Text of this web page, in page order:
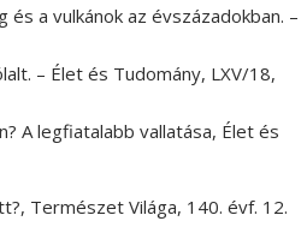
a vulkánok az évszázadokban. –
– Élet és Tudomány, LXV/18,
A legfiatalabb vallatása, Élet és
Természet Világa, 140. évf. 12.